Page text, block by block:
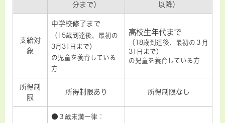
分まで）
以降）
支給対
象
中学校修了まで
（15歳到達後、最初の
3月31日まで）
の児童​を養育している
方
高校生年代まで
（18歳到達後、最初の３月
31日まで）
の児童​を養育している方
所得制
限
所得制限あり 所得制限なし
● ３歳未満一律 ：